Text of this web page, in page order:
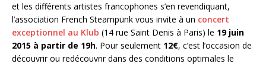
et les différents artistes francophones s’en revendiquant,
l’association French Steampunk vous invite à un concert
exceptionnel au Klub (14 rue Saint Denis à Paris) le 19 juin
2015 à partir de 19h. Pour seulement 12€, c’est l’occasion de
découvrir ou redécouvrir dans des conditions optimales le